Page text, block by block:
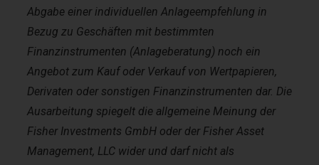
Abgabe einer individuellen Anlageempfehlung in
Bezug zu Geschäften mit bestimmten
Finanzinstrumenten (Anlageberatung) noch ein
Angebot zum Kauf oder Verkauf von Wertpapieren,
Derivaten oder sonstigen Finanzinstrumenten dar. Die
Ausarbeitung spiegelt die allgemeine Meinung der
Fisher Investments GmbH oder der Fisher Asset
Management, LLC wider und darf nicht als